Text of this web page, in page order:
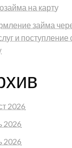
на карту
займа
и
2026
2026
2026